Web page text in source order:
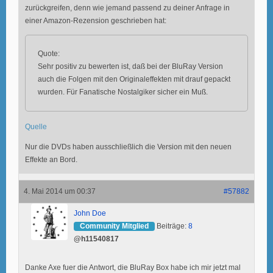
zurückgreifen, denn wie jemand passend zu deiner Anfrage in
einer Amazon-Rezension geschrieben hat:
Quote:
Sehr positiv zu bewerten ist, daß bei der BluRay Version
auch die Folgen mit den Originaleffekten mit drauf gepackt
wurden. Für Fanatische Nostalgiker sicher ein Muß.
Quelle
Nur die DVDs haben ausschließlich die Version mit den neuen
Effekte an Bord.
4. Mai 2014 um 00:37 #57882
John Doe
Community Mitglied
Beiträge: 8
@h11540817
Danke Axe fuer die Antwort, die BluRay Box habe ich mir jetzt mal